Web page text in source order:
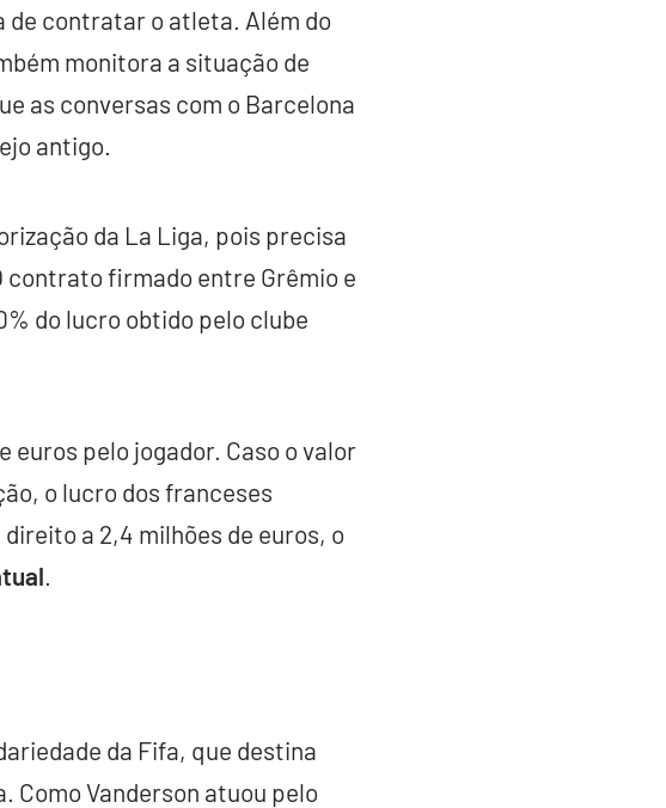
de contratar o atleta. Além do
monitora a situação de
as conversas com o Barcelona
antigo.
da La Liga, pois precisa
firmado entre Grêmio e
do lucro obtido pelo clube
euros pelo jogador. Caso o valor
o lucro dos franceses
a 2,4 milhões de euros, o
da Fifa, que destina
Vanderson atuou pelo